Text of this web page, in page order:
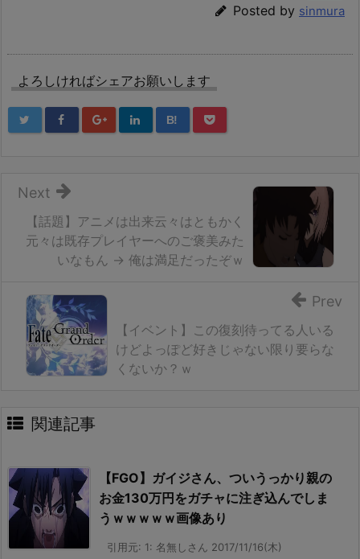
Posted by sinmura
よろしければシェアお願いします
B!
【話題】アニメは出来云々はともかく
元々は既存プレイヤーへのご褒美みた
いなもん → 俺は満足だったぞｗ
Next
【イベント】この復刻待ってる人いる
けどよっぽど好きじゃない限り要らな
くないか？ｗ
Prev
関連記事
【FGO】ガイジさん、ついうっかり親の
お金130万円をガチャに注ぎ込んでしま
うｗｗｗｗｗ画像あり
引用元: 1: 名無しさん 2017/11/16(木)